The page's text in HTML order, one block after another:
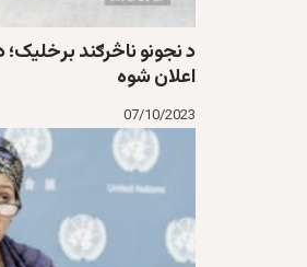
د نجونو ناڅرګند برخليک؛
اعلان شوه
07/10/2023